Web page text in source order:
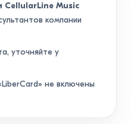
CellularLine Music
компании
уточняйте у
не включены